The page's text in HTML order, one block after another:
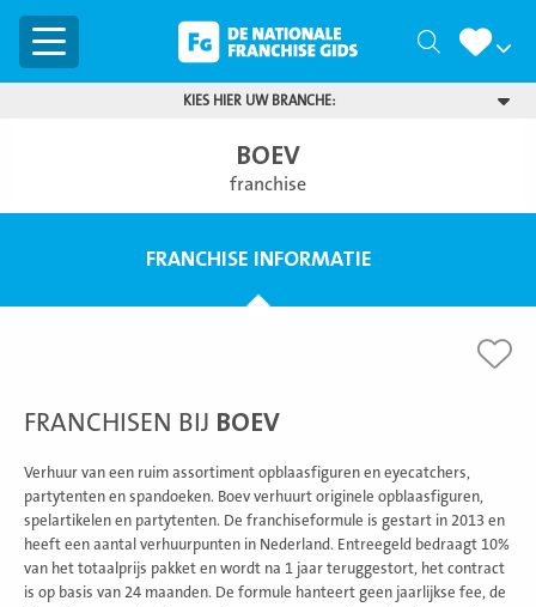
Menu Zoeken
KIES HIER UW BRANCHE:
BOEV
franchise
FRANCHISE INFORMATIE
FRANCHISEN BIJ BOEV
Verhuur van een ruim assortiment opblaasfiguren en eyecatchers,
partytenten en spandoeken. Boev verhuurt originele opblaasfiguren,
spelartikelen en partytenten. De franchiseformule is gestart in 2013 en
heeft een aantal verhuurpunten in Nederland. Entreegeld bedraagt 10%
van het totaalprijs pakket en wordt na 1 jaar teruggestort, het contract
is op basis van 24 maanden. De formule hanteert geen jaarlijkse fee, de